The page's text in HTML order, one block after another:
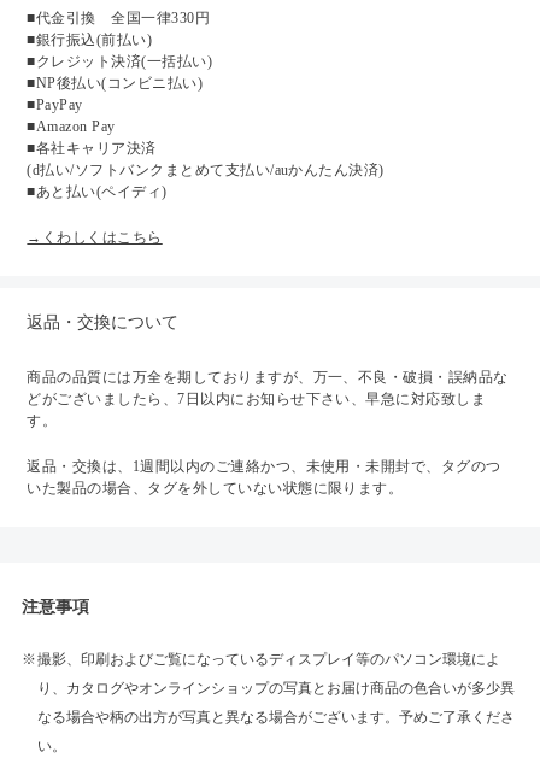
■代金引換 全国一律330円
■銀行振込(前払い)
■クレジット決済(一括払い)
■NP後払い(コンビニ払い)
■PayPay
■Amazon Pay
■各社キャリア決済
(d払い/ソフトバンクまとめて支払い/auかんたん決済)
■あと払い(ペイディ)
→くわしくはこちら
返品・交換について
商品の品質には万全を期しておりますが、万一、不良・破損・誤納品な
どがございましたら、7日以内にお知らせ下さい、早急に対応致しま
す。
返品・交換は、1週間以内のご連絡かつ、未使用・未開封で、タグのつ
いた製品の場合、タグを外していない状態に限ります。
注意事項
撮影、印刷およびご覧になっているディスプレイ等のパソコン環境によ
り、カタログやオンラインショップの写真とお届け商品の色合いが多少異
なる場合や柄の出方が写真と異なる場合がございます。予めご了承くださ
い。